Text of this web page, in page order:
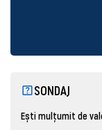
SONDAJ
Ești mulțumit de